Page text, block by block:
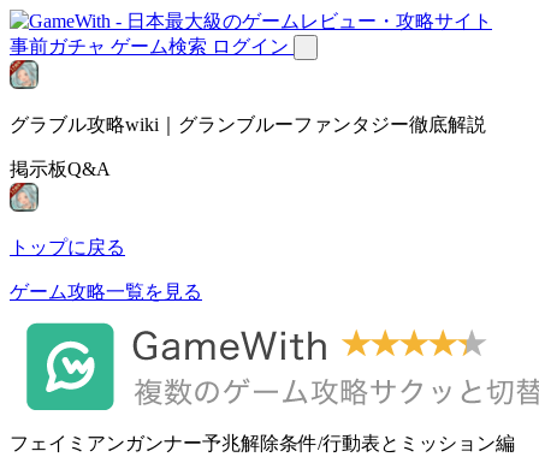
事前ガチャ ゲーム検索 ログイン
グラブル攻略wiki｜グランブルーファンタジー徹底解説
掲示板Q&A
トップに戻る
ゲーム攻略一覧を見る
フェイミアンガンナー予兆解除条件/行動表とミッション編